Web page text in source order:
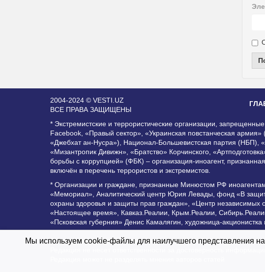
2004-2024 © VESTI.UZ
ВСЕ ПРАВА ЗАЩИЩЕНЫ
* Экстремистские и террористические организации,
Facebook, «Правый сектор», «Украинская повстанческая
«Джебхат ан-Нусра»), Национал-Большевистская партия
«Мизантропик Дивижн», «Братство» Корчинского,
борьбы с коррупцией» (ФБК) – организация-иноагент,
включён в перечень террористов и экстремистов.
* Организации и граждане, признанные Минюстом РФ
«Мемориал», Аналитический центр Юрия Левады, фонд «В
охраны здоровья и защиты прав граждан», «Центр
«Настоящее время», Кавказ.Реалии, Крым.Реалии,
«Псковская губерния» Денис Камалягин, художница-
Все права защищены и охраняются законом. Любое
Редакция не несет ответственности за достоверность
Мы используем cookie-файлы для наилучшего представления